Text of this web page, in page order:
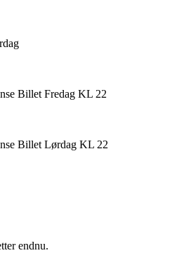
Billet Fredag KL 22
Billet Lørdag KL 22
endnu.